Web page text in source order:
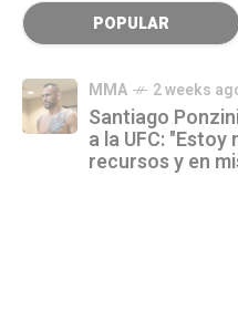
POPULAR
MMA 2 weeks
Santiago
a la UFC:
recursos y en